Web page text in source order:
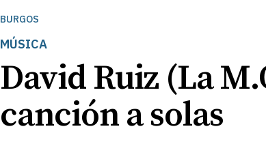
BURGOS
MÚSICA
David Ruiz (La
canción a solas